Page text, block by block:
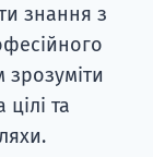
знання з
та